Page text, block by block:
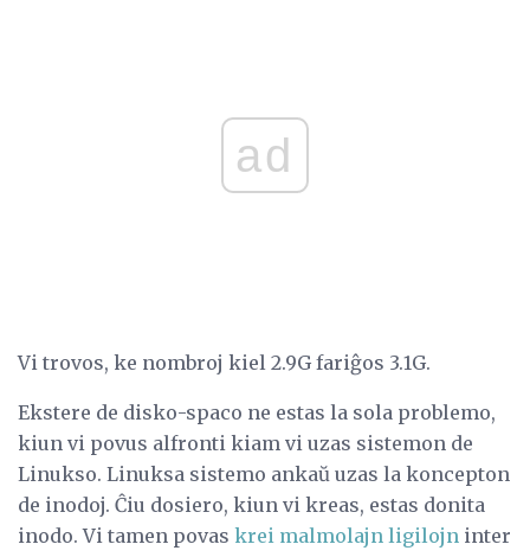
ad
Vi trovos, ke nombroj kiel 2.9G fariĝos 3.1G.
Ekstere de disko-spaco ne estas la sola problemo,
kiun vi povus alfronti kiam vi uzas sistemon de
Linukso. Linuksa sistemo ankaŭ uzas la koncepton
de inodoj. Ĉiu dosiero, kiun vi kreas, estas donita
inodo. Vi tamen povas krei malmolajn ligilojn inter